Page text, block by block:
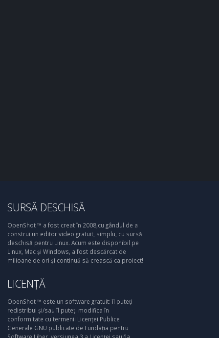
SURSĂ DESCHISĂ
OpenShot ™ a fost creat în 2008,cu gândul de a
construi un editor video gratuit, simplu, cu sursă
deschisă pentru Linux. Acum este disponibil pe
Linux, Mac și Windows, a fost descărcat de
milioane de ori și continuă să crească ca proiect!
LICENȚĂ
OpenShot ™ este un software gratuit: îl puteți
redistribui și/sau îl puteți modifica în
conformitate cu termenii Licenței Publice
Generale GNU publicate de Fundația pentru